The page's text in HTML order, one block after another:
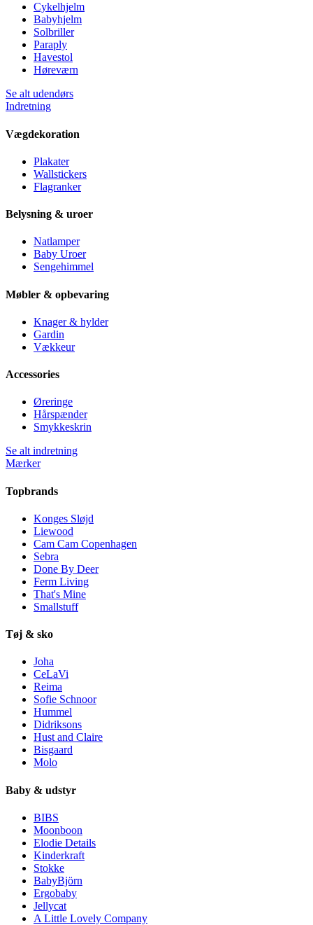
Cykelhjelm
Babyhjelm
Solbriller
Paraply
Havestol
Høreværn
Se alt udendørs
Indretning
Vægdekoration
Plakater
Wallstickers
Flagranker
Belysning & uroer
Natlamper
Baby Uroer
Sengehimmel
Møbler & opbevaring
Knager & hylder
Gardin
Vækkeur
Accessories
Øreringe
Hårspænder
Smykkeskrin
Se alt indretning
Mærker
Topbrands
Konges Sløjd
Liewood
Cam Cam Copenhagen
Sebra
Done By Deer
Ferm Living
That's Mine
Smallstuff
Tøj & sko
Joha
CeLaVi
Reima
Sofie Schnoor
Hummel
Didriksons
Hust and Claire
Bisgaard
Molo
Baby & udstyr
BIBS
Moonboon
Elodie Details
Kinderkraft
Stokke
BabyBjörn
Ergobaby
Jellycat
A Little Lovely Company